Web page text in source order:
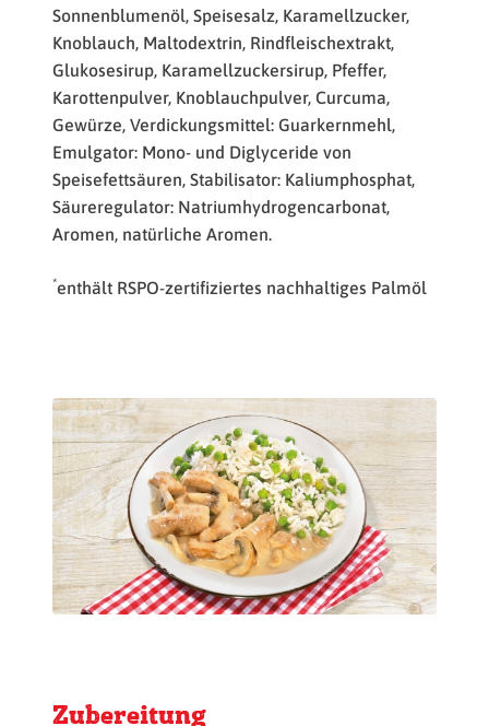
Sonnenblumenöl, Speisesalz, Karamellzucker,
Knoblauch, Maltodextrin, Rindfleischextrakt,
Glukosesirup, Karamellzuckersirup, Pfeffer,
Karottenpulver, Knoblauchpulver, Curcuma,
Gewürze, Verdickungsmittel: Guarkernmehl,
Emulgator: Mono- und Diglyceride von
Speisefettsäuren, Stabilisator: Kaliumphosphat,
Säureregulator: Natriumhydrogencarbonat,
Aromen, natürliche Aromen.
*enthält RSPO-zertifiziertes nachhaltiges Palmöl
Zubereitung